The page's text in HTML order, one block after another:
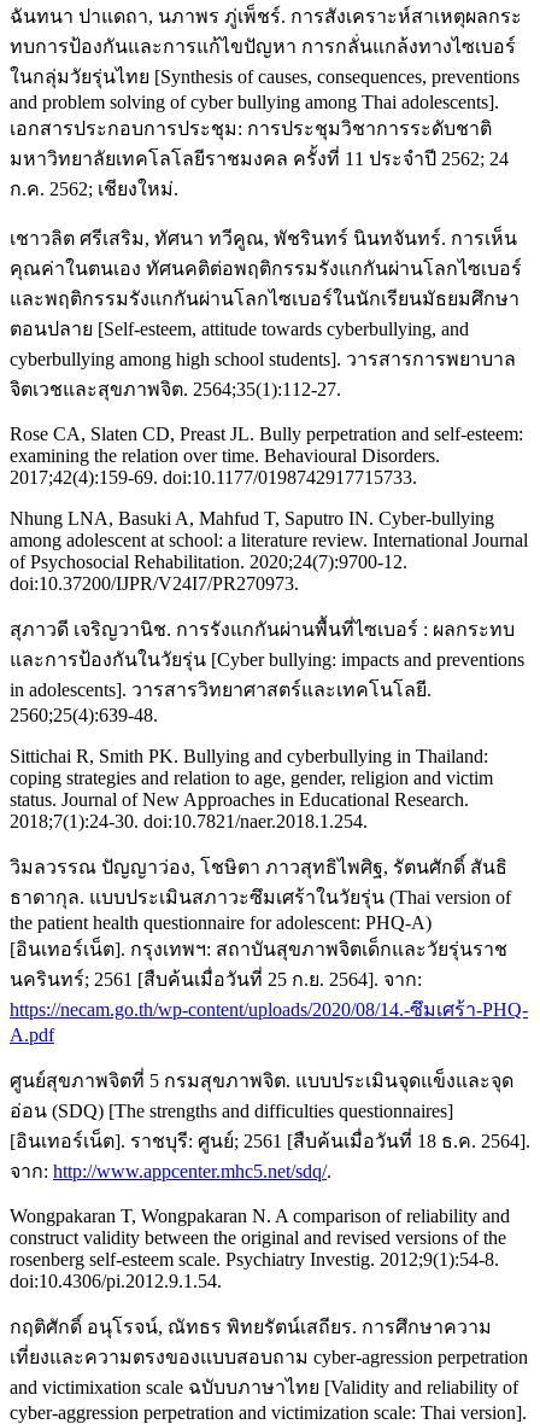
ฉันทนา ปาแดถา, นภาพร ภู่เพ็ชร์. การสังเคราะห์สาเหตุผลกระ
ทบการป้องกันและการแก้ไขปัญหา การกลั่นแกล้งทางไซเบอร์
ในกลุ่มวัยรุ่นไทย [Synthesis of causes, consequences, preventions
and problem solving of cyber bullying among Thai adolescents].
เอกสารประกอบการประชุม: การประชุมวิชาการระดับชาติ
มหาวิทยาลัยเทคโลโลยีราชมงคล ครั้งที่ 11 ประจำปี 2562; 24
ก.ค. 2562; เชียงใหม่.
เชาวลิต ศรีเสริม, ทัศนา ทวีคูณ, พัชรินทร์ นินทจันทร์. การเห็น
คุณค่าในตนเอง ทัศนคติต่อพฤติกรรมรังแกกันผ่านโลกไซเบอร์
และพฤติกรรมรังแกกันผ่านโลกไซเบอร์ในนักเรียนมัธยมศึกษา
ตอนปลาย [Self-esteem, attitude towards cyberbullying, and
cyberbullying among high school students]. วารสารการพยาบาล
จิตเวชและสุขภาพจิต. 2564;35(1):112-27.
Rose CA, Slaten CD, Preast JL. Bully perpetration and self-esteem:
examining the relation over time. Behavioural Disorders.
2017;42(4):159-69. doi:10.1177/0198742917715733.
Nhung LNA, Basuki A, Mahfud T, Saputro IN. Cyber-bullying
among adolescent at school: a literature review. International Journal
of Psychosocial Rehabilitation. 2020;24(7):9700-12.
doi:10.37200/IJPR/V24I7/PR270973.
สุภาวดี เจริญวานิช. การรังแกกันผ่านพื้นที่ไซเบอร์ : ผลกระทบ
และการป้องกันในวัยรุ่น [Cyber bullying: impacts and preventions
in adolescents]. วารสารวิทยาศาสตร์และเทคโนโลยี.
2560;25(4):639-48.
Sittichai R, Smith PK. Bullying and cyberbullying in Thailand:
coping strategies and relation to age, gender, religion and victim
status. Journal of New Approaches in Educational Research.
2018;7(1):24-30. doi:10.7821/naer.2018.1.254.
วิมลวรรณ ปัญญาว่อง, โชษิตา ภาวสุทธิไพศิฐ, รัตนศักดิ์ สันธิ
ธาดากุล. แบบประเมินสภาวะซึมเศร้าในวัยรุ่น (Thai version of
the patient health questionnaire for adolescent: PHQ-A)
[อินเทอร์เน็ต]. กรุงเทพฯ: สถาบันสุขภาพจิตเด็กและวัยรุ่นราช
นครินทร์; 2561 [สืบค้นเมื่อวันที่ 25 ก.ย. 2564]. จาก:
https://necam.go.th/wp-content/uploads/2020/08/14.-ซึมเศร้า-PHQ-
A.pdf
ศูนย์สุขภาพจิตที่ 5 กรมสุขภาพจิต. แบบประเมินจุดแข็งและจุด
อ่อน (SDQ) [The strengths and difficulties questionnaires]
[อินเทอร์เน็ต]. ราชบุรี: ศูนย์; 2561 [สืบค้นเมื่อวันที่ 18 ธ.ค. 2564].
จาก: http://www.appcenter.mhc5.net/sdq/.
Wongpakaran T, Wongpakaran N. A comparison of reliability and
construct validity between the original and revised versions of the
rosenberg self-esteem scale. Psychiatry Investig. 2012;9(1):54-8.
doi:10.4306/pi.2012.9.1.54.
กฤติศักดิ์ อนุโรจน์, ณัทธร พิทยรัตน์เสถียร. การศึกษาความ
เที่ยงและความตรงของแบบสอบถาม cyber-agression perpetration
and victimixation scale ฉบับบภาษาไทย [Validity and reliability of
cyber-aggression perpetration and victimization scale: Thai version].